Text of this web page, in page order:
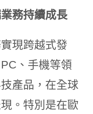
務持續成長
現跨越式發
、手機等領
產品，在全球
。特別是在歐